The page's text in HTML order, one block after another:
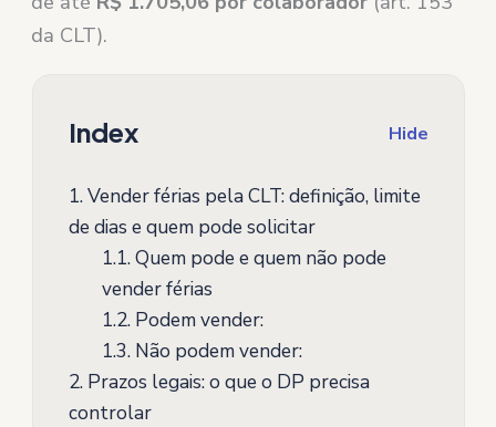
da CLT).
Index Hide
1.Vender férias pela CLT: definição, limite
de dias e quem pode solicitar
1.1.Quem pode e quem não pode
vender férias
1.2.Podem vender:
1.3.Não podem vender:
2.Prazos legais: o que o DP precisa
controlar